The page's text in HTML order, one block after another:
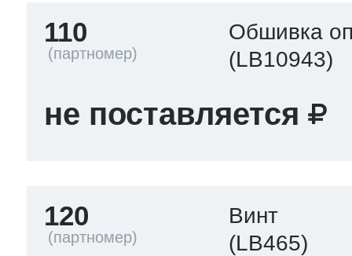
110
Обшивка
(LB10943)
не поставляется
120
Винт
(LB465)